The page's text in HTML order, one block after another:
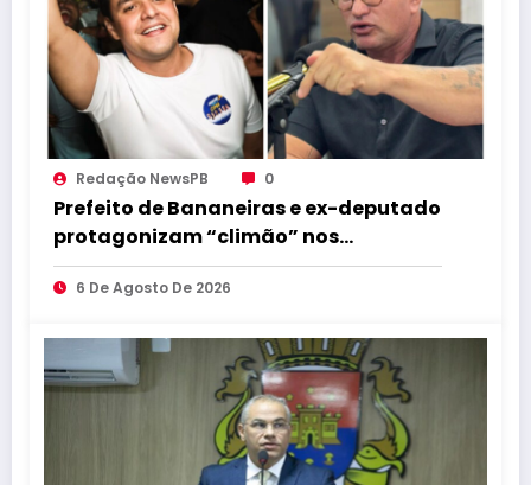
Redação NewsPB 0
Prefeito de Bananeiras e ex-deputado
protagonizam “climão” nos
bastidores da convenção de Lucas
6 De Agosto De 2026